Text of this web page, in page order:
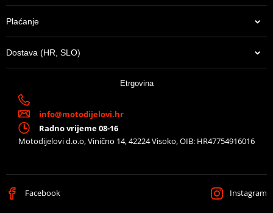
Plaćanje
Dostava (HR, SLO)
Etrgovina
info@motodijelovi.hr
Radno vrijeme 08-16
Motodijelovi d.o.o, Vinično 14, 42224 Visoko, OIB: HR47754916016
Facebook Instagram